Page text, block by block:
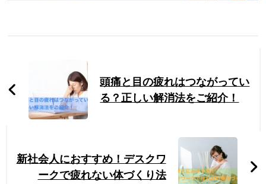
頭痛と目の疲れはつながってい
る？正しい解消法をご紹介！
新社会人におすすめ！デスクワ
ークで疲れない体づくり法